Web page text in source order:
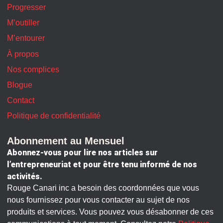
Progresser
M’outiller
M’entourer
À propos
Nos complices
Blogue
Contact
Politique de confidentialité
Abonnement au Mensuel
Abonnez-vous pour lire nos articles sur
l’entrepreneuriat et pour être tenu informé de nos
activités.
Rouge Canari inc a besoin des coordonnées que vous
nous fournissez pour vous contacter au sujet de nos
produits et services. Vous pouvez vous désabonner de ces